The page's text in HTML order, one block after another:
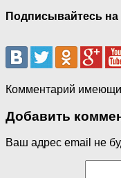
Подписывайтесь
Комментарий
Добавить
Ваш адрес email не